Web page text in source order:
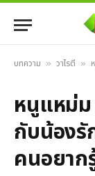
บทความ » วาไรตี้ »
หนูแหม่
กับน้อง
คนอยาก